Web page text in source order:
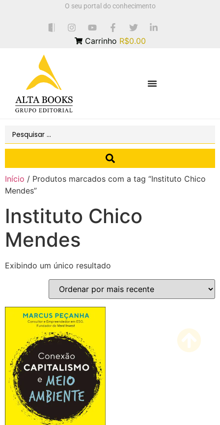
O seu portal do conhecimento
Carrinho R$0.00
Início / Produtos marcados com a tag “Instituto Chico
Mendes”
Instituto Chico
Mendes
Exibindo um único resultado